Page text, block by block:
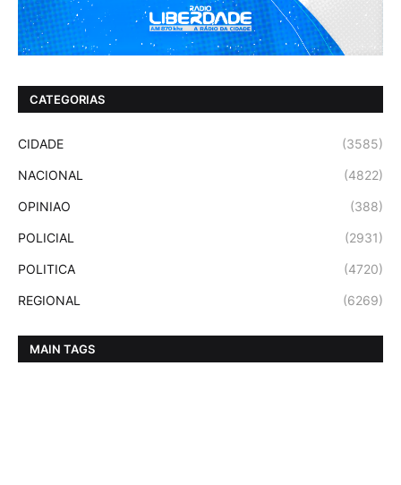
CATEGORIAS
CIDADE (3585)
NACIONAL (4822)
OPINIAO (388)
POLICIAL (2931)
POLITICA (4720)
REGIONAL (6269)
MAIN TAGS